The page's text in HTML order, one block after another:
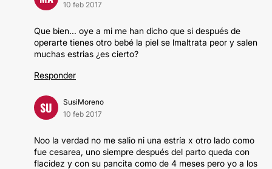
10 feb 2017
Que bien... oye a mi me han dicho que si después de
operarte tienes otro bebé la piel se lmaltrata peor y salen
muchas estrias ¿es cierto?
Responder
SU
SusiMoreno
10 feb 2017
Noo la verdad no me salio ni una estría x otro lado como
fue cesarea, uno siempre después del parto queda con
flacidez y con su pancita como de 4 meses pero yo a los